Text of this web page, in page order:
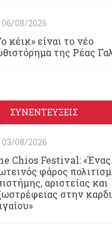
06/08/2026
κέικ» είναι το νέο
της Ρέας
ΣΥΝΕΝΤΕΥΞΕΙΣ
03/08/2026
Chios Festival: «Ένας
φάρος
αριστείας και
στην